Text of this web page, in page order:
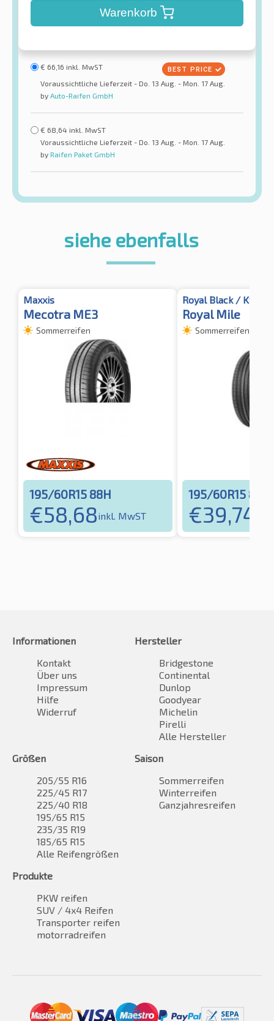
Warenkorb
€ 66,16 inkl. MwST
Voraussichtliche Lieferzeit - Do. 13 Aug. - Mon. 17 Aug.
by Auto-Raifen GmbH
€ 68,64 inkl. MwST
Voraussichtliche Lieferzeit - Do. 13 Aug. - Mon. 17 Aug.
by Raifen Paket GmbH
siehe ebenfalls
Maxxis
Mecotra ME3
Sommerreifen
195/60R15 88H
€58,68inkl. MwST
Royal Black / Kyoto
Royal Mile
Sommerreifen
195/60R15 88V
€39,74
Informationen
Kontakt
Über uns
Impressum
Hilfe
Widerruf
Hersteller
Bridgestone
Continental
Dunlop
Goodyear
Michelin
Pirelli
Alle Hersteller
Größen
205/55 R16
225/45 R17
225/40 R18
195/65 R15
235/35 R19
185/65 R15
Alle Reifengrößen
Saison
Sommerreifen
Winterreifen
Ganzjahresreifen
Produkte
PKW reifen
SUV / 4x4 Reifen
Transporter reifen
motorradreifen